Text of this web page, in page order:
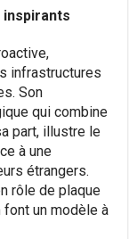
inspirants
infrastructures
Son
qui combine
part, illustre le
à une
étrangers.
rôle de plaque
un modèle à